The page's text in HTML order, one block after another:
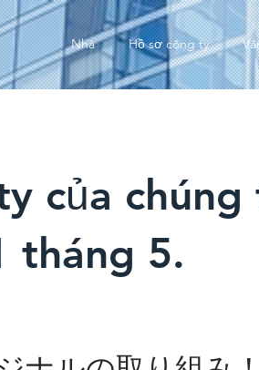
Nhà Hồ sơ công ty
của
tháng 5.